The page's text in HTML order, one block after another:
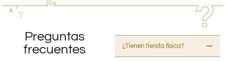
Preguntas
frecuentes
¿Tienen tienda fisica?